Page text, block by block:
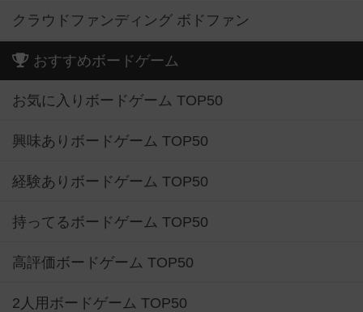
クラウドファンディング ボドファン
おすすめボードゲーム
お気に入りボードゲーム TOP50
興味ありボードゲーム TOP50
経験ありボードゲーム TOP50
持ってるボードゲーム TOP50
高評価ボードゲーム TOP50
2人用ボードゲーム TOP50